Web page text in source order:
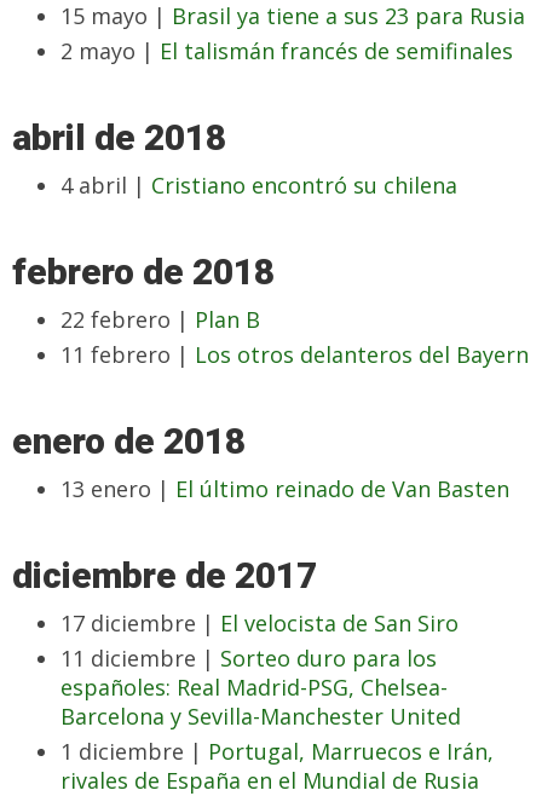
15 mayo | Brasil ya tiene a sus 23 para Rusia
2 mayo | El talismán francés de semifinales
abril de 2018
4 abril | Cristiano encontró su chilena
febrero de 2018
22 febrero | Plan B
11 febrero | Los otros delanteros del Bayern
enero de 2018
13 enero | El último reinado de Van Basten
diciembre de 2017
17 diciembre | El velocista de San Siro
11 diciembre | Sorteo duro para los
españoles: Real Madrid-PSG, Chelsea-
Barcelona y Sevilla-Manchester United
1 diciembre | Portugal, Marruecos e Irán,
rivales de España en el Mundial de Rusia